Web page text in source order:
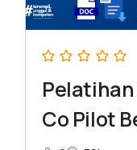
Co Pilot